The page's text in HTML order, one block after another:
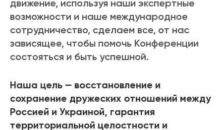
движение, используя наши экспертные
возможности и наше международное
сотрудничество, сделаем все, от нас
зависящее, чтобы помочь Конференции
состояться и быть успешной.
Наша цель — восстановление и
сохранение дружеских отношений между
Россией и Украиной, гарантия
территориальной целостности и